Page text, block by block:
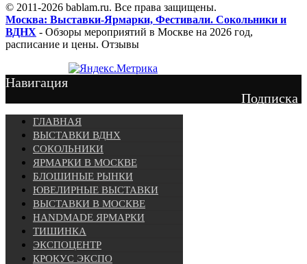
© 2011-2026 bablam.ru. Все права защищены.
Москва: Выставки-Ярмарки, Фестивали. Сокольники и
ВДНХ - Обзоры мероприятий в Москве на 2026 год,
расписание и цены. Отзывы
Навигация
Подписка
ГЛАВНАЯ
ВЫСТАВКИ ВДНХ
СОКОЛЬНИКИ
ЯРМАРКИ В МОСКВЕ
БЛОШИНЫЕ РЫНКИ
ЮВЕЛИРНЫЕ ВЫСТАВКИ
ВЫСТАВКИ В МОСКВЕ
HANDMADE ЯРМАРКИ
ТИШИНКА
ЭКСПОЦЕНТР
КРОКУС ЭКСПО